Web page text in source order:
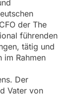
der The
führenden
tätig und
im Rahmen
Der
Vater von